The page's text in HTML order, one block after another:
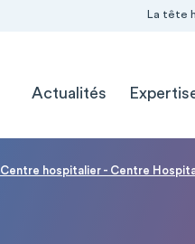
La tête
Actualités
Centre hospitalier - Centre